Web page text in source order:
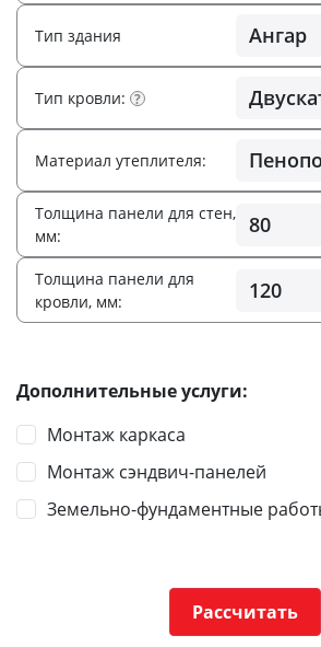
Тип здания
Тип кровли: ?
Материал утеплителя:
Толщина панели для стен,
мм:
Толщина панели для
кровли, мм:
Дополнительные услуги:
Монтаж каркаса
Монтаж сэндвич-панелей
Земельно-фундаментные
Рассчитать